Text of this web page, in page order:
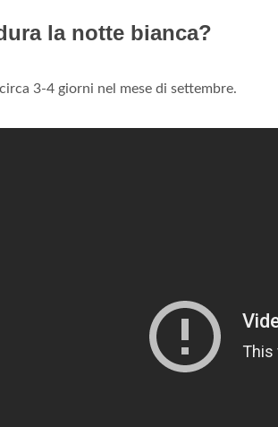
la notte bianca?
circa 3-4 giorni nel mese di settembre.